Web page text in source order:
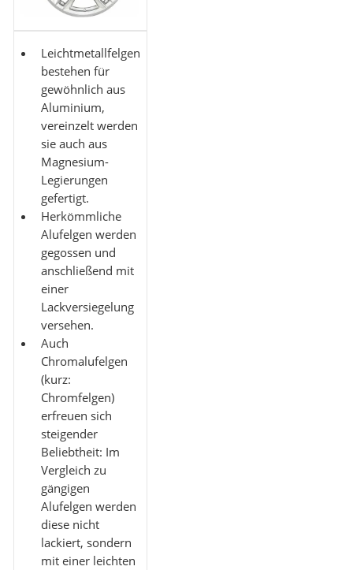
Leichtmetallfelgen
bestehen für
gewöhnlich aus
Aluminium,
vereinzelt werden
sie auch aus
Magnesium-
Legierungen
gefertigt.
Herkömmliche
Alufelgen werden
gegossen und
anschließend mit
einer
Lackversiegelung
versehen.
Auch
Chromalufelgen
(kurz:
Chromfelgen)
erfreuen sich
steigender
Beliebtheit: Im
Vergleich zu
gängigen
Alufelgen werden
diese nicht
lackiert, sondern
mit einer leichten